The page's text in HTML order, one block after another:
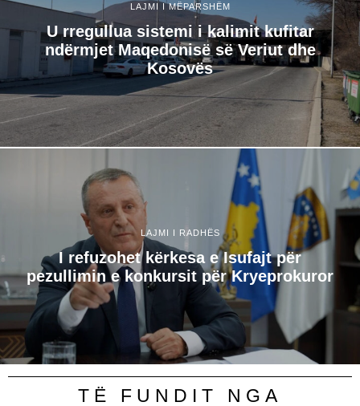
LAJMI I MËPARSHËM
U rregullua sistemi i kalimit kufitar
ndërmjet Maqedonisë së Veriut dhe
Kosovës
LAJMI I RADHËS
I refuzohet kërkesa e Isufajt për
pezullimin e konkursit për Kryeprokuror
TË FUNDIT NGA